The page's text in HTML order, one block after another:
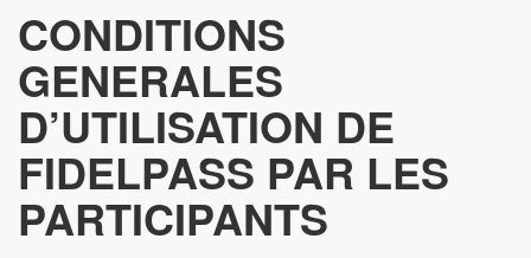
CONDITIONS
GENERALES
D’UTILISATION DE
FIDELPASS PAR LES
PARTICIPANTS